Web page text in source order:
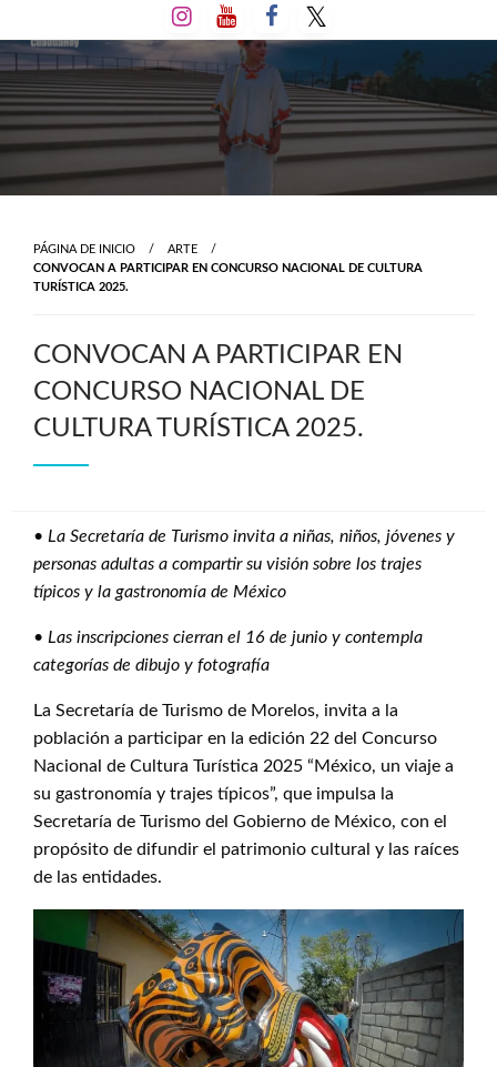
al
contenido
PÁGINA DE INICIO
ARTE
CONVOCAN A PARTICIPAR EN CONCURSO NACIONAL DE CULTURA
TURÍSTICA 2025.
CONVOCAN A PARTICIPAR EN
CONCURSO NACIONAL DE
CULTURA TURÍSTICA 2025.
• La Secretaría de Turismo invita a niñas, niños, jóvenes y
personas adultas a compartir su visión sobre los trajes
típicos y la gastronomía de México
• Las inscripciones cierran el 16 de junio y contempla
categorías de dibujo y fotografía
La Secretaría de Turismo de Morelos, invita a la
población a participar en la edición 22 del Concurso
Nacional de Cultura Turística 2025 “México, un viaje a
su gastronomía y trajes típicos”, que impulsa la
Secretaría de Turismo del Gobierno de México, con el
propósito de difundir el patrimonio cultural y las raíces
de las entidades.